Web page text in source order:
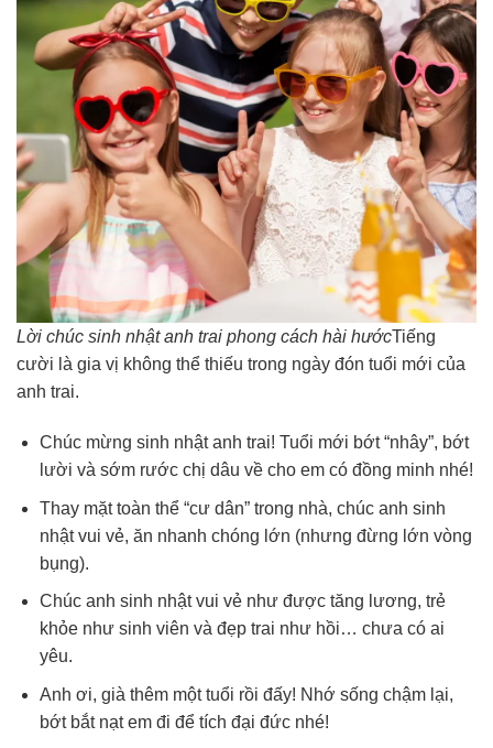
Lời chúc sinh nhật anh trai phong cách hài hướcTiếng
cười là gia vị không thể thiếu trong ngày đón tuổi mới của
anh trai.
Chúc mừng sinh nhật anh trai! Tuổi mới bớt “nhây”, bớt
lười và sớm rước chị dâu về cho em có đồng minh nhé!
Thay mặt toàn thể “cư dân” trong nhà, chúc anh sinh
nhật vui vẻ, ăn nhanh chóng lớn (nhưng đừng lớn vòng
bụng).
Chúc anh sinh nhật vui vẻ như được tăng lương, trẻ
khỏe như sinh viên và đẹp trai như hồi… chưa có ai
yêu.
Anh ơi, già thêm một tuổi rồi đấy! Nhớ sống chậm lại,
bớt bắt nạt em đi để tích đại đức nhé!